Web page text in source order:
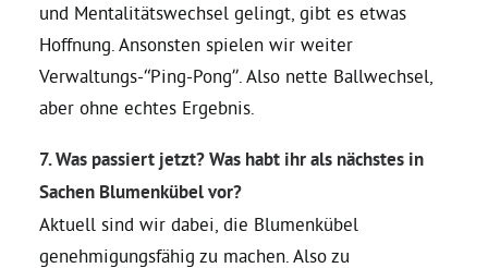
und Mentalitätswechsel gelingt, gibt es etwas
Hoffnung. Ansonsten spielen wir weiter
Verwaltungs-“Ping-Pong”. Also nette Ballwechsel,
aber ohne echtes Ergebnis.
7. Was passiert jetzt? Was habt ihr als nächstes in
Sachen Blumenkübel vor?
Aktuell sind wir dabei, die Blumenkübel
genehmigungsfähig zu machen. Also zu